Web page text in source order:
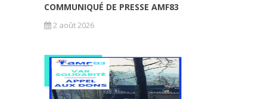
COMMUNIQUÉ DE PRESSE AMF83
2 août 2026